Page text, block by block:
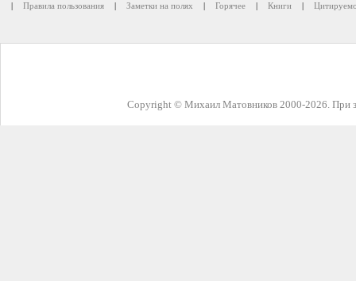
| Правила пользования | Заметки на полях | Горячее | Книги |
Copyright © Михаил Матовников 2000-2026. При